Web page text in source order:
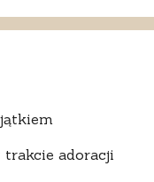
trakcie adoracji